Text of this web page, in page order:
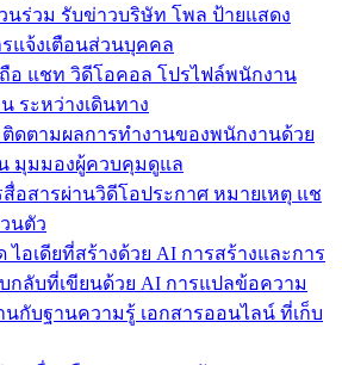
นร่วม รับข่าวบริษัท โพล ป้ายแสดง
แจ้งเตือนส่วนบุคคล
อ แชท วิดีโอคอล โปรไฟล์พนักงาน
ระหว่างเดินทาง
ติดตามผลการทำงานของพนักงานด้วย
มุมมองผู้ควบคุมดูแล
สื่อสารผ่านวิดีโอประกาศ หมายเหตุ แช
นตัว
ไอเดียที่สร้างด้วย AI การสร้างและการ
กลับที่เขียนด้วย AI การแปลข้อความ
นกับฐานความรู้ เอกสารออนไลน์ ที่เก็บ